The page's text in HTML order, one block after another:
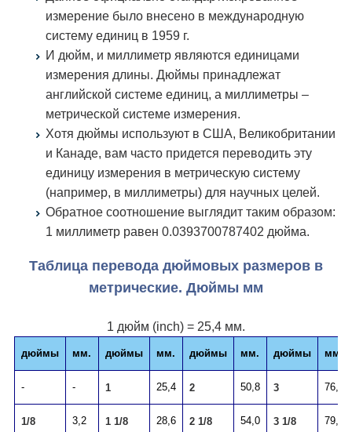
измерение было внесено в международную
систему единиц в 1959 г.
И дюйм, и миллиметр являются единицами
измерения длины. Дюймы принадлежат
английской системе единиц, а миллиметры –
метрической системе измерения.
Хотя дюймы используют в США, Великобритании
и Канаде, вам часто придется переводить эту
единицу измерения в метрическую систему
(например, в миллиметры) для научных целей.
Обратное соотношение выглядит таким образом:
1 миллиметр равен 0.0393700787402 дюйма.
Таблица перевода дюймовых размеров в
метрические. Дюймы мм
1 дюйм (inch) = 25,4 мм.
дюймы мм. дюймы мм. дюймы мм. дюймы мм.
- - 1 25,4 2 50,8 3 76,2
1/8 3,2 1 1/8 28,6 2 1/8 54,0 3 1/8 79,4